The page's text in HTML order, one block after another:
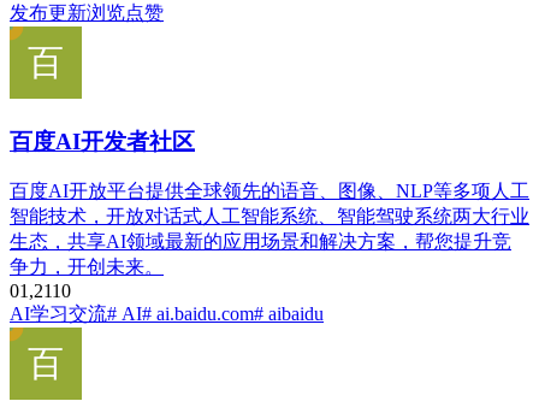
发布更新浏览点赞
百度AI开发者社区
百度AI开放平台提供全球领先的语音、图像、NLP等多项人工
智能技术，开放对话式人工智能系统、智能驾驶系统两大行业
生态，共享AI领域最新的应用场景和解决方案，帮您提升竞
争力，开创未来。
01,2110
AI学习交流# AI# ai.baidu.com# aibaidu